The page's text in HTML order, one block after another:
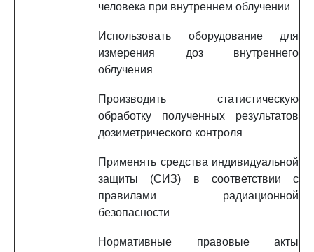
человека при внутреннем облучении
Использовать оборудование для
измерения доз внутреннего
облучения
Производить статистическую
обработку полученных результатов
дозиметрического контроля
Применять средства индивидуальной
защиты (СИЗ) в соответствии с
правилами радиационной
безопасности
Нормативные правовые акты